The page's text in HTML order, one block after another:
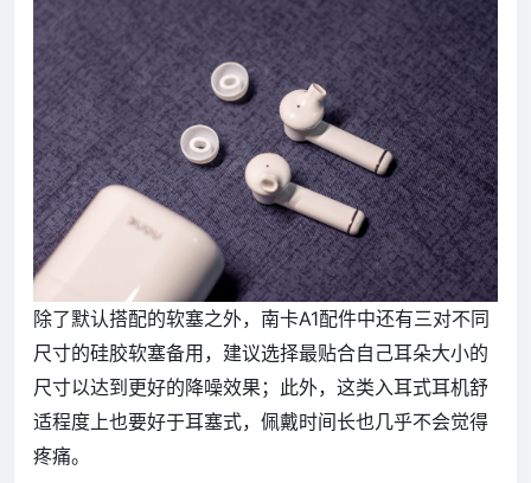
除了默认搭配的软塞之外，南卡A1配件中还有三对不同
尺寸的硅胶软塞备用，建议选择最贴合自己耳朵大小的
尺寸以达到更好的降噪效果；此外，这类入耳式耳机舒
适程度上也要好于耳塞式，佩戴时间长也几乎不会觉得
疼痛。